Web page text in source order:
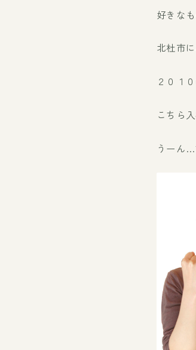
好きな
北杜市
２０１
こちら
うーん